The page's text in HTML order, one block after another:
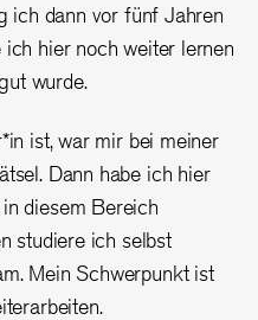
ich dann vor fünf Jahren
hier noch weiter lernen
wurde.
ist, war mir bei meiner
Dann habe ich hier
diesem Bereich
studiere ich selbst
Mein Schwerpunkt ist